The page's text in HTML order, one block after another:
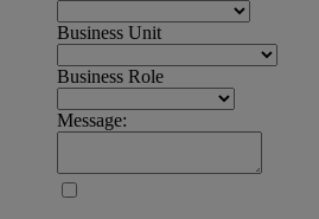
Business Unit
Business Role
Message: